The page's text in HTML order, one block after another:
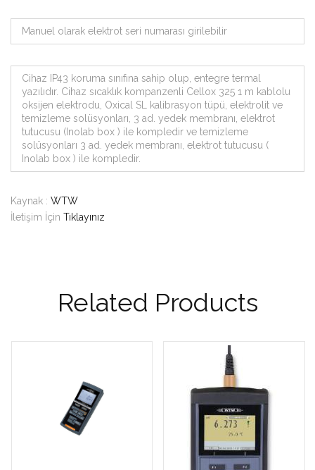
Manuel olarak elektrot seri numarası girilebilir
Cihaz IP43 koruma sınıfına sahip olup, entegre termal
yazılıdır. Cihaz sıcaklık kompanzenli Cellox 325 1 m kablolu
oksijen elektrodu, Oxical SL kalibrasyon tüpü, elektrolit ve
temizleme solüsyonları, 3 ad. yedek membranı, elektrot
tutucusu (Inolab box ) ile kompledir ve temizleme
solüsyonları 3 ad. yedek membranı, elektrot tutucusu (
Inolab box ) ile kompledir.
Kaynak : WTW
İletişim İçin Tıklayınız
Related Products